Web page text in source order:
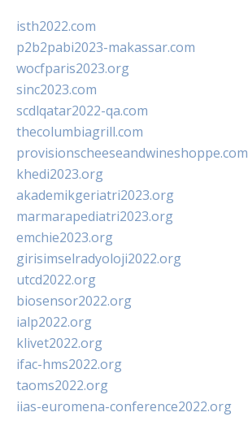
isth2022.com
p2b2pabi2023-makassar.com
wocfparis2023.org
sinc2023.com
scdlqatar2022-qa.com
thecolumbiagrill.com
provisionscheeseandwineshoppe.com
khedi2023.org
akademikgeriatri2023.org
marmarapediatri2023.org
emchie2023.org
girisimselradyoloji2022.org
utcd2022.org
biosensor2022.org
ialp2022.org
klivet2022.org
ifac-hms2022.org
taoms2022.org
iias-euromena-conference2022.org